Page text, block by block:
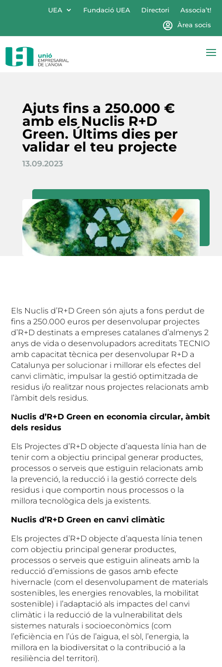
UEA Fundació UEA Directori
Associa’t!
Àrea socis
Ajuts fins a 250.000 €
amb els Nuclis R+D
Green. Últims dies per
validar el teu projecte
13.09.2023
Els Nuclis d’R+D Green són ajuts a fons perdut de
fins a 250.000 euros per desenvolupar projectes
d’R+D destinats a empreses catalanes d’almenys 2
anys de vida o desenvolupadors acreditats TECNIO
amb capacitat tècnica per desenvolupar R+D a
Catalunya per solucionar i millorar els efectes del
canvi climàtic, impulsar la gestió optimitzada de
residus i/o realitzar nous projectes relacionats amb
l’àmbit dels residus.
Nuclis d’R+D Green en economia circular, àmbit
dels residus
Els Projectes d’R+D objecte d’aquesta línia han de
tenir com a objectiu principal generar productes,
processos o serveis que estiguin relacionats amb
la prevenció, la reducció i la gestió correcte dels
residus i que comportin nous processos o la
millora tecnològica dels ja existents.
Nuclis d’R+D Green en canvi climàtic
Els projectes d’R+D objecte d’aquesta línia tenen
com objectiu principal generar productes,
processos o serveis que estiguin alineats amb la
reducció d’emissions de gasos amb efecte
hivernacle (com el desenvolupament de materials
sostenibles, les energies renovables, la mobilitat
sostenible) i l’adaptació als impactes del canvi
climàtic i la reducció de la vulnerabilitat dels
sistemes naturals i socioeconòmics (com
l’eficiència en l’ús de l’aigua, el sòl, l’energia, la
millora en la biodiversitat o la contribució a la
resiliència del territori).